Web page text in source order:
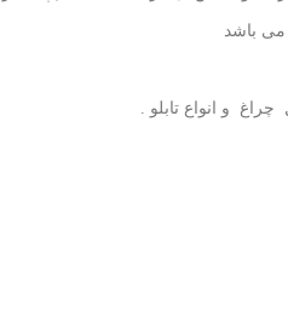
و انواع تابلو .